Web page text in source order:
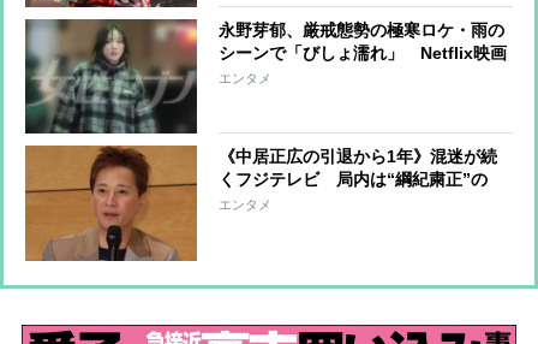
永野芽郁、厳戒態勢の極寒ロケ・雨の
シーンで「びしょ濡れ」 Netflix映画
の撮影現場で見せた共演者やスタッフ
エンタメ
《中居正広の引退から1年》混迷が続
くフジテレビ 局内は“綱紀粛正”の
嵐、制作費削減で出演者には低額オフ
エンタメ